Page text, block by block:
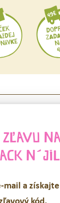
O
mail a získajte